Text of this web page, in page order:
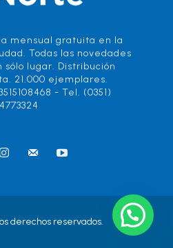
mensual gratuita en la
Todas las novedades
lugar. Distribución
21.000 ejemplares.
- Tel. (0351)
4773324
derechos reservados.